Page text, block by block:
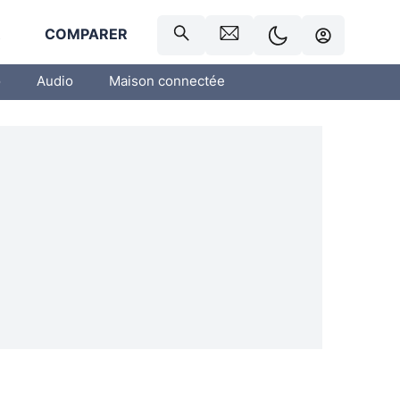
COMPARER
Audio Maison connectée